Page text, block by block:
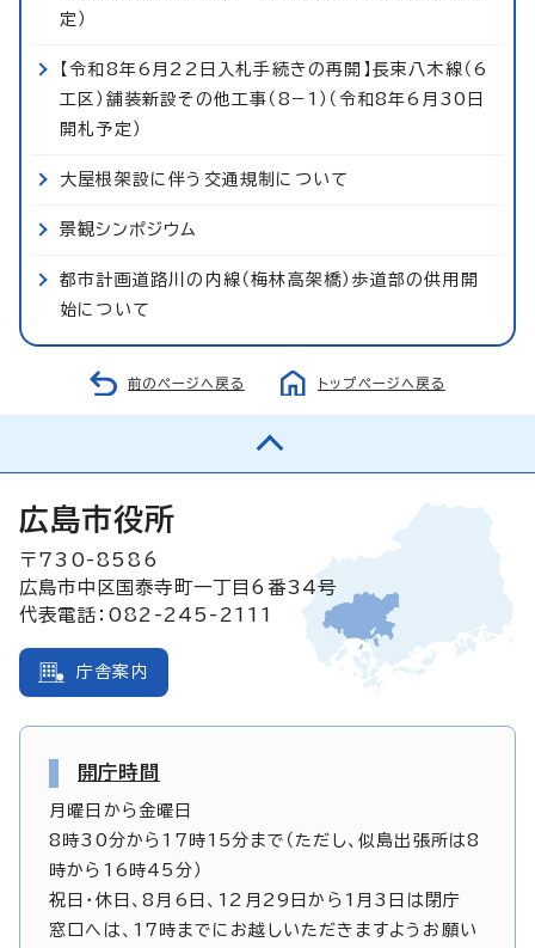
定）
【令和8年6月22日入札手続きの再開】長束八木線（6
工区）舗装新設その他工事（8−1）（令和8年6月30日
開札予定）
大屋根架設に伴う交通規制について
景観シンポジウム
都市計画道路川の内線（梅林高架橋）歩道部の供用開
始について
前のページへ戻る トップページへ戻る
広島市役所
〒730-8586
広島市中区国泰寺町一丁目6番34号
代表電話：082-245-2111
庁舎案内
開庁時間
月曜日から金曜日
8時30分から17時15分まで（ただし、似島出張所は8
時から16時45分）
祝日・休日、8月6日、12月29日から1月3日は閉庁
窓口へは、17時までにお越しいただきますようお願い